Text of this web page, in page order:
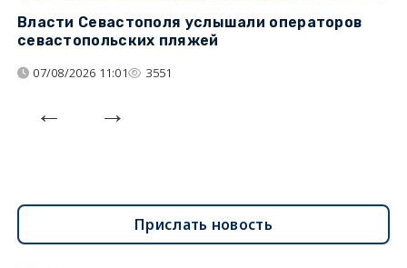
Власти Севастополя услышали операторов
севастопольских пляжей
07/08/2026 11:01 3551
Прислать новость